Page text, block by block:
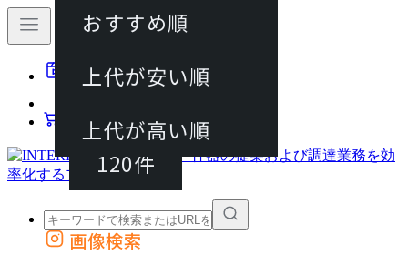
動画マニュアル
カート
外部サイトの商品をカートに追加
画像検索
120件
おすすめ順
上代が安い順
上代が高い順